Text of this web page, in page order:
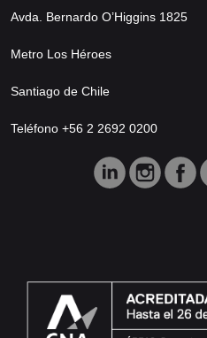
Avda. Bernardo O’Higgins 1825
Metro Los Héroes
Santiago de Chile
Teléfono +56 2 2692 0200